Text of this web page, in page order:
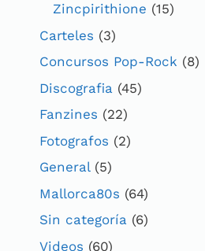
Zincpirithione (15)
Carteles (3)
Concursos Pop-Rock (8)
Discografia (45)
Fanzines (22)
Fotografos (2)
General(5)
Mallorca80s (64)
Sin categoría (6)
Videos (60)